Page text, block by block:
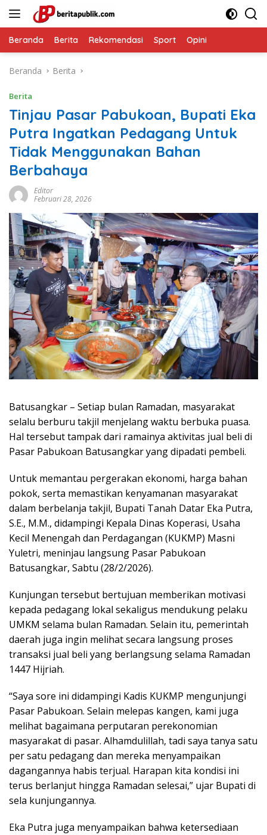
Beranda Berita Rekomendasi Sport Opini
Beranda Berita
Berita
Tinjau Pasar Pabukoan, Bupati Eka
Putra Ingatkan Pedagang Untuk
Tidak Menggunakan Bahan
Berbahaya
Editor
Februari 28, 2026
Batusangkar – Setiap bulan Ramadan, masyarakat
selalu berburu takjil menjelang waktu berbuka puasa.
Hal tersebut tampak dari ramainya aktivitas jual beli di
Pasar Pabukoan Batusangkar yang dipadati pembeli.
Untuk memantau pergerakan ekonomi, harga bahan
pokok, serta memastikan kenyamanan masyarakat
dalam berbelanja takjil, Bupati Tanah Datar Eka Putra,
S.E., M.M., didampingi Kepala Dinas Koperasi, Usaha
Kecil Menengah dan Perdagangan (KUKMP) Masni
Yuletri, meninjau langsung Pasar Pabukoan
Batusangkar, Sabtu (28/2/2026).
Kunjungan tersebut bertujuan memberikan motivasi
kepada pedagang lokal sekaligus mendukung pelaku
UMKM selama bulan Ramadan. Selain itu, pemerintah
daerah juga ingin melihat secara langsung proses
transaksi jual beli yang berlangsung selama Ramadan
1447 Hijriah.
“Saya sore ini didampingi Kadis KUKMP mengunjungi
Pasar Pabukoan. Selain melepas kangen, kami juga
melihat bagaimana perputaran perekonomian
masyarakat di pasar. Alhamdulillah, tadi saya tanya satu
per satu pedagang dan mereka menyampaikan
dagangannya habis terjual. Harapan kita kondisi ini
terus berlanjut hingga Ramadan selesai,” ujar Bupati di
sela kunjungannya.
Eka Putra juga menyampaikan bahwa ketersediaan